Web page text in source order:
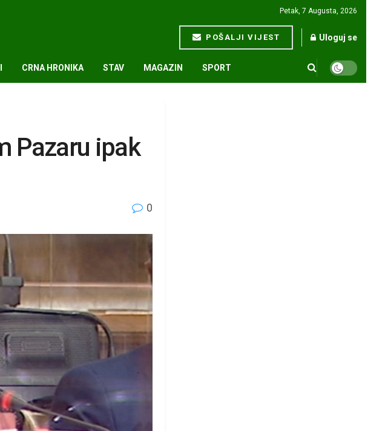
Petak, 7 Augusta, 2026
POŠALJI VIJEST Uloguj se
CRNA HRONIKA STAV MAGAZIN SPORT
Pazaru ipak
0